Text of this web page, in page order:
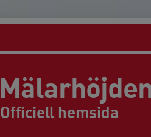
Officiell hemsida